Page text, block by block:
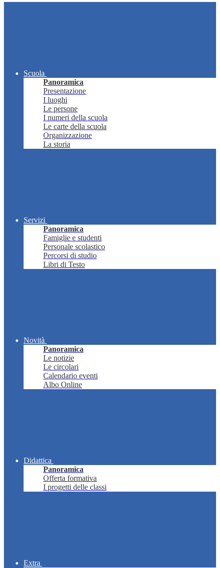
Scuola
Panoramica
Presentazione
I luoghi
Le persone
I numeri della scuola
Le carte della scuola
Organizzazione
La storia
Servizi
Panoramica
Famiglie e studenti
Personale scolastico
Percorsi di studio
Libri di Testo
Novità
Panoramica
Le notizie
Le circolari
Calendario eventi
Albo Online
Didattica
Panoramica
Offerta formativa
I progetti delle classi
Extra